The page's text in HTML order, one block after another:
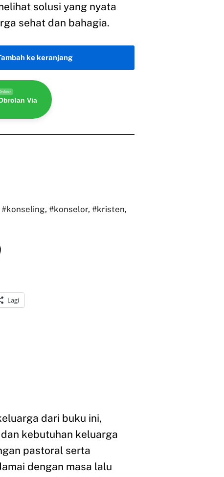
solusi yang nyata
sehat dan bahagia.
ke keranjang
Via
#konseling, #konselor, #kristen,
Lagi
dari buku ini,
kebutuhan keluarga
pastoral serta
dengan masa lalu